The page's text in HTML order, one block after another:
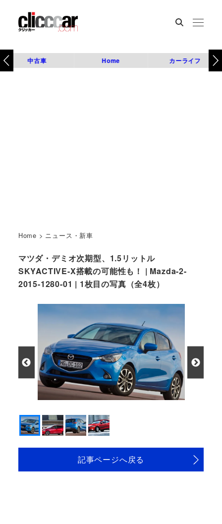
中古車 Home カーライフ
Home > ニュース・新車
マツダ・デミオ次期型、1.5リットル
SKYACTIVE-X搭載の可能性も！ | Mazda-2-
2015-1280-01 | 1枚目の写真（全4枚）
記事ページへ戻る